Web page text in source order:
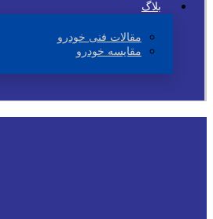
بلاگ
مقالات فنی خودرو
مقایسه خودرو